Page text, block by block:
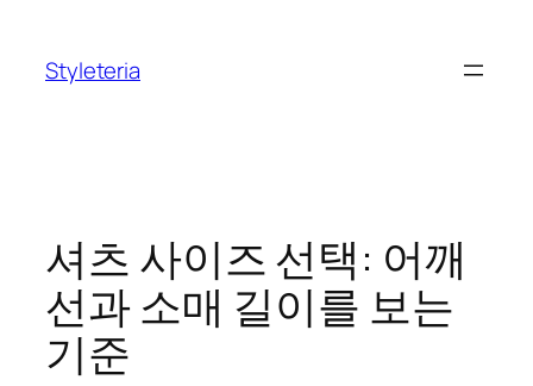
Styleteria
셔츠 사이즈 선택: 어깨
선과 소매 길이를 보는
기준